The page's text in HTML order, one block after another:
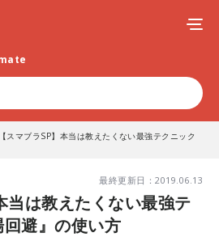
【スマブラSP】本当は教えたくない最強テクニック
最終更新日：2019.06.13
当は教えたくない最強テ
避』の使い方